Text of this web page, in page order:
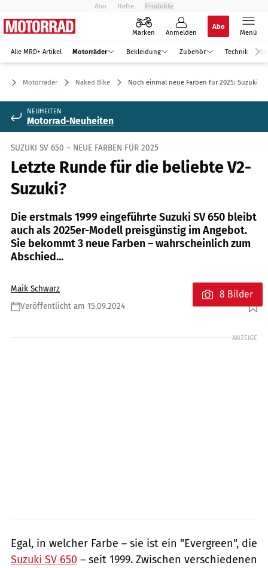
Abo Hefte Produkte
Marken Anmelden
Abo
Menü
Alle MRD+ Artikel Motorräder Bekleidung Zubehör Technik
Motorräder Naked Bike Noch einmal neue Farben für 2025: Suzuki SV
NEUHEITEN
Motorrad-Neuheiten
SUZUKI SV 650 – NEUE FARBEN FÜR 2025
Letzte Runde für die beliebte V2-
Suzuki?
Die erstmals 1999 eingeführte Suzuki SV 650 bleibt
auch als 2025er-Modell preisgünstig im Angebot.
Sie bekommt 3 neue Farben – wahrscheinlich zum
Abschied...
Maik Schwarz
Veröffentlicht am 15.09.2024
Foto: Suzuki
8 Bilder
ANZEIGE
Egal, in welcher Farbe – sie ist ein "Evergreen", die
Suzuki SV 650 – seit 1999. Zwischen verschiedenen